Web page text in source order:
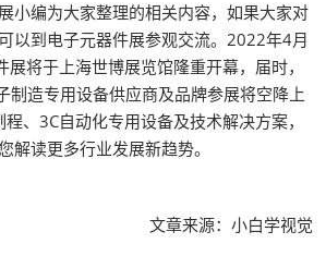
小编为大家整理的相关内容，如果大家对
以到电子元器件展参观交流。2022年4月
将于上海世博展览馆隆重开幕，届时，
制造专用设备供应商及品牌参展将空降上
、3C自动化专用设备及技术解决方案，
解读更多行业发展新趋势。
文章来源：小白学视觉